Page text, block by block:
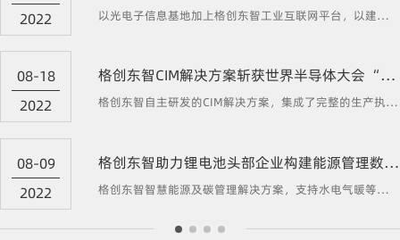
2022
以光电子信息基地加上格创东智工业互联网平台，以建设示范基地工业互联网平台为抓手，进一步完善基地企业数字化升级基础设施和技术支撑，推动企业在研发设计、生产管控、经营管理、运维服务等业务场景的数字化转型升级，打造“工业互联网平台+产业基地”的示范标杆
08-18
2022
格创东智CIM解决方案斩获世界半导体大会 “芯势力”产品大奖
格创东智自主研发的CIM解决方案，集成了完整的生产执行系统MES、设备管理系统EAP、统计过程控制SPC、先进过程控制APC、故障侦测及分类FDC、良率管理系统YMS系统等一系列关键系统，实现了动态设备管理、精准物流管理、高效计划协同、透明的生产执行和精准的质量追溯，实现计划、采购、制造端到端的数据及系统拉通和智能化管理，具备行业领先的核心技术实力和赋能能力。
08-09
2022
格创东智助力锂电池头部企业构建能源管理数字化体系
格创东智智慧能源及碳管理解决方案，支持水电气暖等多种能源介质，满足数据点位数超十万的工厂集中管理能源及碳的需求，助力企业构建整体能源管理数字化体系，打造数字化零碳工厂。